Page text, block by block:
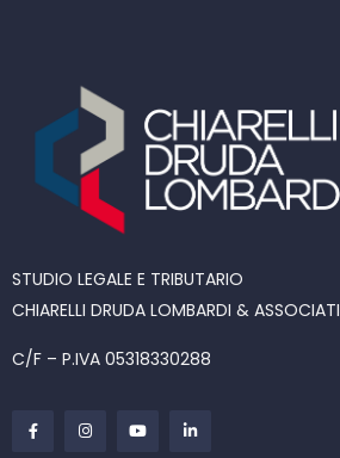
STUDIO LEGALE E TRIBUTARIO
CHIARELLI DRUDA LOMBARDI & ASSOCIATI
C/F – P.IVA 05318330288